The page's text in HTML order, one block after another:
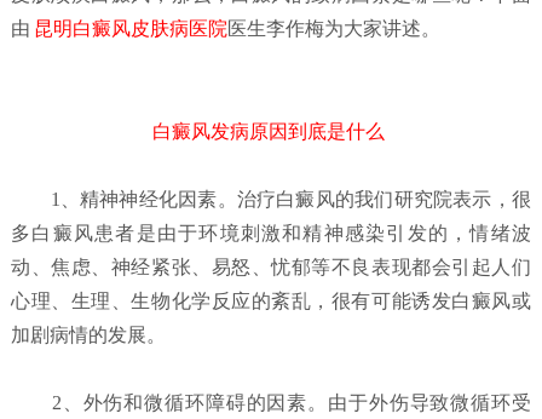
由 昆明白癜风皮肤病医院医生李作梅为大家讲述。
白癜风发病原因到底是什么
1、精神神经化因素。治疗白癜风的我们研究院表示，很
多白癜风患者是由于环境刺激和精神感染引发的，情绪波
动、焦虑、神经紧张、易怒、忧郁等不良表现都会引起人们
心理、生理、生物化学反应的紊乱，很有可能诱发白癜风或
加剧病情的发展。
2、外伤和微循环障碍的因素。由于外伤导致微循环受